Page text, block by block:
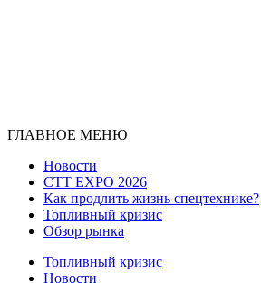
ГЛАВНОЕ МЕНЮ
Новости
CTT EXPO 2026
Как продлить жизнь спецтехнике?
Топливный кризис
Обзор рынка
Топливный кризис
Новости